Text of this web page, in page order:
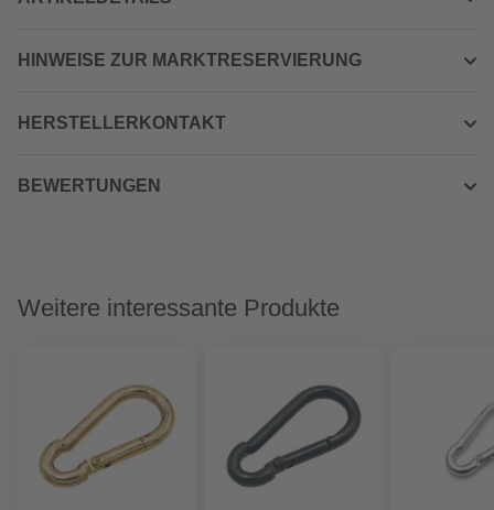
HINWEISE ZUR MARKTRESERVIERUNG
HERSTELLERKONTAKT
BEWERTUNGEN
Weitere interessante Produkte